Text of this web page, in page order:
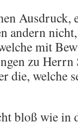
andern
mit
zu
die, welche
bloß wie in